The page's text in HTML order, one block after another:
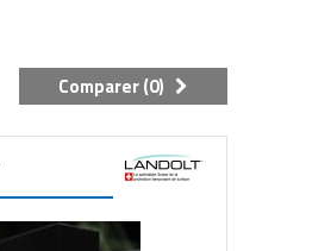
Comparer (0)